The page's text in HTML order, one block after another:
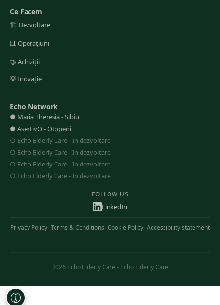
Ce Facem
🏗️ Dezvoltare
📊 Operațiuni
🤝 Achiziții
💡Inovație
Echo Network
● Maria Theresia-Sibiu
● AsertivO-Otopeni
○ Echo Elderly Care-In dezvoltare
○ Echo Elderly Care-In dezvoltare
○ Echo Elderly Care-In dezvoltare
○ Echo Elderly Care-In dezvoltare
FOLLOW US
LinkedIn
Privacy Policy|Terms & Conditions |Cookie Policy|Accessibility statement
2026 Echo Elderly Care - Echo Elderly Care